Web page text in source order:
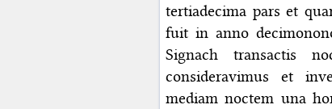
tertiadecima pars et
fuit in anno
Signach transactis
consideravimus et
mediam noctem una